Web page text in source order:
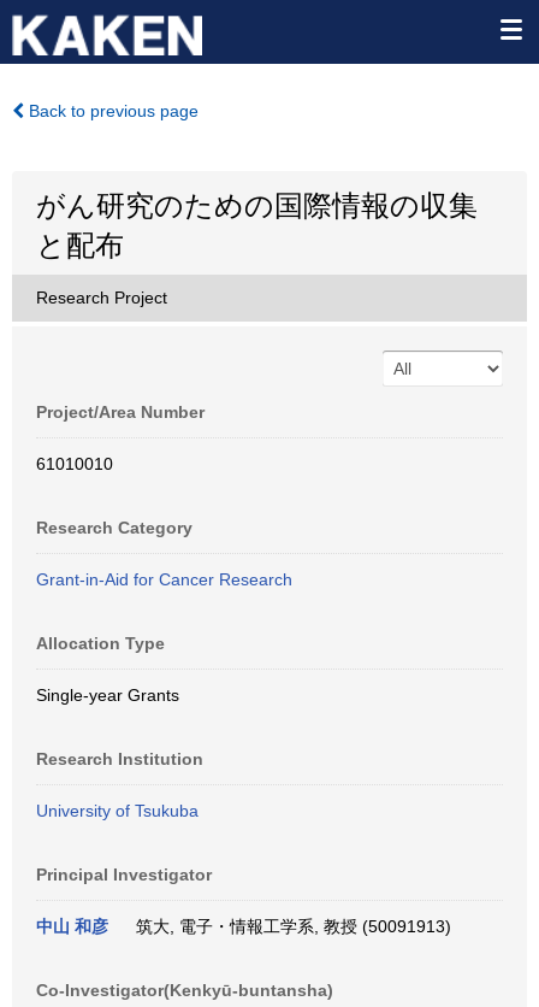
Back to previous page
がん研究のための国際情報の収集
と配布
Research Project
Project/Area Number
61010010
Research Category
Grant-in-Aid for Cancer Research
Allocation Type
Single-year Grants
Research Institution
University of Tsukuba
Principal Investigator
中山 和彦 筑大, 電子・情報工学系, 教授 (50091913)
Co-Investigator(Kenkyū-buntansha)